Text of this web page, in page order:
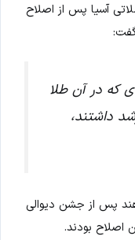
آسیا پس از اصلاح
از رشد ۹ هفته‌ای که در آن طلا
و نقره حدود ۴۵٪ رشد داشتند،
پس از جشن دیوالی
اصلاح بودند.